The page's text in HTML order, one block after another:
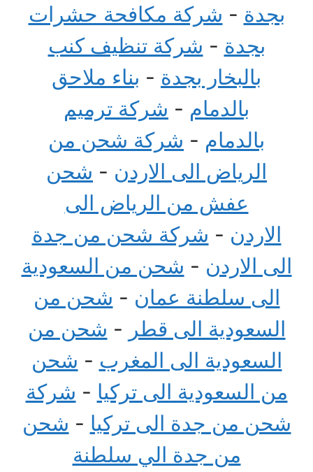
بجدة - شركة مكافحة حشرات
بجدة - شركة تنظيف كنب
بالبخار بجدة - بناء ملاحق
بالدمام - شركة ترميم
بالدمام - شركة شحن من
الرياض الى الاردن - شحن
عفش من الرياض الى
الاردن - شركة شحن من جدة
الى الاردن - شحن من السعودية
الى سلطنة عمان - شحن من
السعودية الى قطر - شحن من
السعودية الى المغرب - شحن
من السعودية الى تركيا - شركة
شحن من جدة الى تركيا - شحن
من جدة الي سلطنة